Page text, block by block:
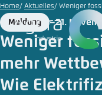
Zum
Hauptinhalt
gehen
Home Aktuelles Weniger
Format
Meldung
Date
21.
Weniger
mehr
Wie
Login
Melden Sie sich an
Benutzername*
Sprache
Englisch
Agora Think
Diese Webseite
auf Ihren
verwenden